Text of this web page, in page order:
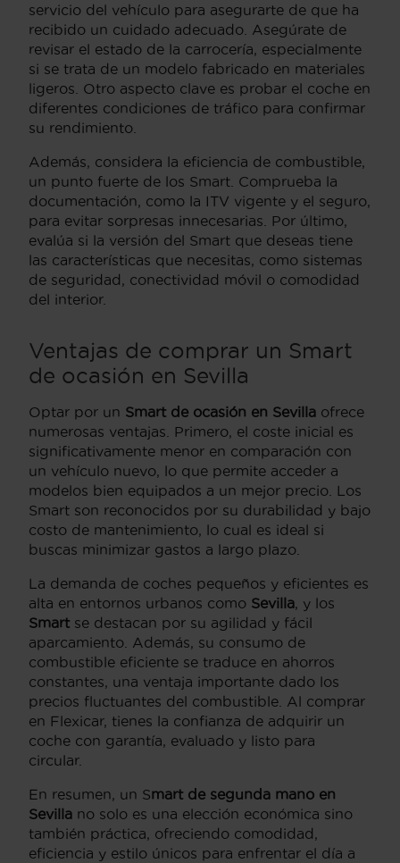
servicio del vehículo para asegurarte de que ha
recibido un cuidado adecuado. Asegúrate de
revisar el estado de la carrocería, especialmente
si se trata de un modelo fabricado en materiales
ligeros. Otro aspecto clave es probar el coche en
diferentes condiciones de tráfico para confirmar
su rendimiento.
Además, considera la eficiencia de combustible,
un punto fuerte de los Smart. Comprueba la
documentación, como la ITV vigente y el seguro,
para evitar sorpresas innecesarias. Por último,
evalúa si la versión del Smart que deseas tiene
las características que necesitas, como sistemas
de seguridad, conectividad móvil o comodidad
del interior.
Ventajas de comprar un Smart
de ocasión en Sevilla
Optar por un Smart de ocasión en Sevilla ofrece
numerosas ventajas. Primero, el coste inicial es
significativamente menor en comparación con
un vehículo nuevo, lo que permite acceder a
modelos bien equipados a un mejor precio. Los
Smart son reconocidos por su durabilidad y bajo
costo de mantenimiento, lo cual es ideal si
buscas minimizar gastos a largo plazo.
La demanda de coches pequeños y eficientes es
alta en entornos urbanos como Sevilla, y los
Smart se destacan por su agilidad y fácil
aparcamiento. Además, su consumo de
combustible eficiente se traduce en ahorros
constantes, una ventaja importante dado los
precios fluctuantes del combustible. Al comprar
en Flexicar, tienes la confianza de adquirir un
coche con garantía, evaluado y listo para
circular.
En resumen, un Smart de segunda mano en
Sevilla no solo es una elección económica sino
también práctica, ofreciendo comodidad,
eficiencia y estilo únicos para enfrentar el día a